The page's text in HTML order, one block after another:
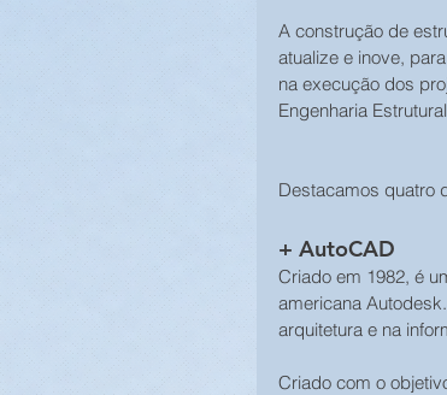
A construção de
atualize e inove,
na execução dos
Engenharia
Destacamos quatro
+ AutoCAD
Criado em 1982, é
americana
arquitetura e na
Criado com o